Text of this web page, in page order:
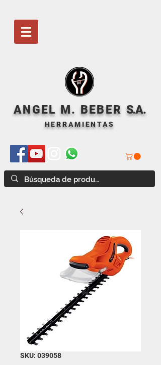
ANGEL M. BEBER S.A.
HERRAMIENTAS
SKU: 039058